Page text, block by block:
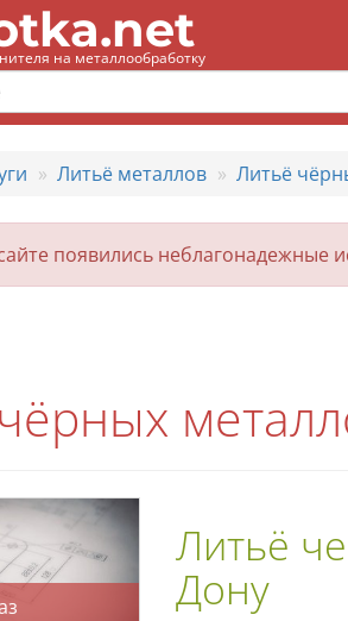
на металлообработку
Литьё металлов Литьё
появились неблагонадежные
Литьё
Дону